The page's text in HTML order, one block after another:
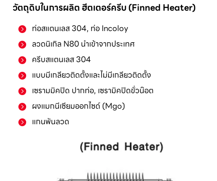
วัตถุดิบในการผลิต ฮีตเตอร์ครีบ (Finned Heater)
ท่อสแตนเลส 304, ท่อ Incoloy
ลวดนิเกิล N80 นำเข้าจากประเทศ
ครีบสแตนเลส 304
แบบมีเกลียวติดตั้งและไม่มีเกลียวติดตั้ง
เซรามมิคปิด ปากท่อ, เซรามิคปิดขั่วน๊อต
ผงแมกนีเซียมออกไซด์ (Mgo)
แกนพันลวด